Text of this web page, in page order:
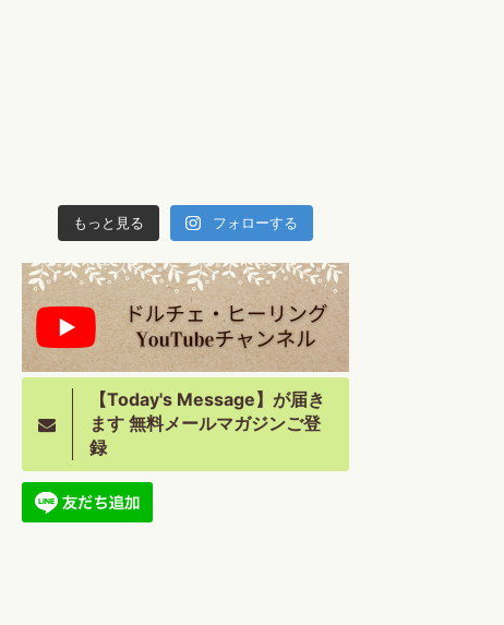
もっと見る フォローする
【Today's Message】が届き
ます 無料メールマガジンご登
録